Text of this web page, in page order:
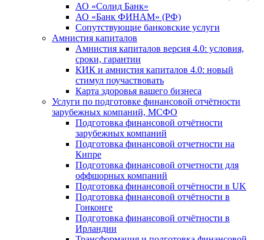
АО «Солид Банк»
АО «Банк ФИНАМ» (РФ)
Сопутствующие банковские услуги
Амнистия капиталов
Амнистия капиталов версия 4.0: условия,
сроки, гарантии
КИК и амнистия капиталов 4.0: новый
стимул поучаствовать
Карта здоровья вашего бизнеса
Услуги по подготовке финансовой отчётности
зарубежных компаний, МСФО
Подготовка финансовой отчётности
зарубежных компаний
Подготовка финансовой отчетности на
Кипре
Подготовка финансовой отчетности для
оффшорных компаний
Подготовка финансовой отчётности в UK
Подготовка финансовой отчётности в
Гонконге
Подготовка финансовой отчётности в
Ирландии